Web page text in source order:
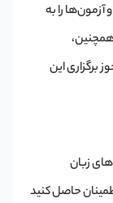
را به
برگزاری این
زبان
حاصل کنید